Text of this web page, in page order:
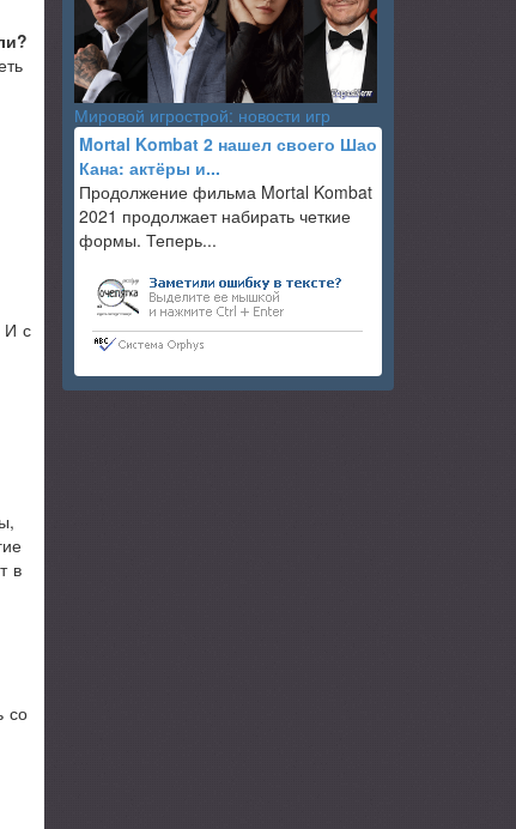
И с
в
со
Мировой игрострой: новости игр
Mortal Kombat 2 нашел своего Шао
Кана: актёры и...
Продолжение фильма Mortal Kombat
2021 продолжает набирать четкие
формы. Теперь...